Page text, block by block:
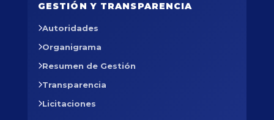
GESTIÓN Y TRANSPARENCIA
Autoridades
Organigrama
Resumen de Gestión
Transparencia
Licitaciones